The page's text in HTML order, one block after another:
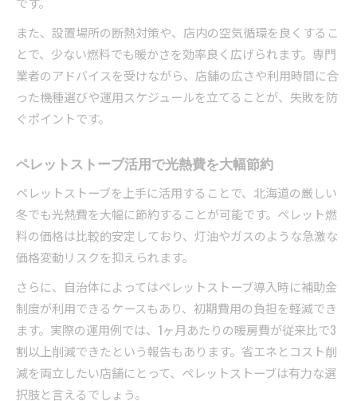
また、設置場所の断熱対策や、店内の空気循環を良くするこ
とで、少ない燃料でも暖かさを効率良く広げられます。専門
業者のアドバイスを受けながら、店舗の広さや利用時間に合
った機種選びや運用スケジュールを立てることが、失敗を防
ぐポイントです。
ペレットストーブ活用で光熱費を大幅節約
ペレットストーブを上手に活用することで、北海道の厳しい
冬でも光熱費を大幅に節約することが可能です。ペレット燃
料の価格は比較的安定しており、灯油やガスのような急激な
価格変動リスクを抑えられます。
さらに、自治体によってはペレットストーブ導入時に補助金
制度が利用できるケースもあり、初期費用の負担を軽減でき
ます。実際の運用例では、1ヶ月あたりの暖房費が従来比で3
割以上削減できたという報告もあります。省エネとコスト削
減を両立したい店舗にとって、ペレットストーブは有力な選
択肢と言えるでしょう。